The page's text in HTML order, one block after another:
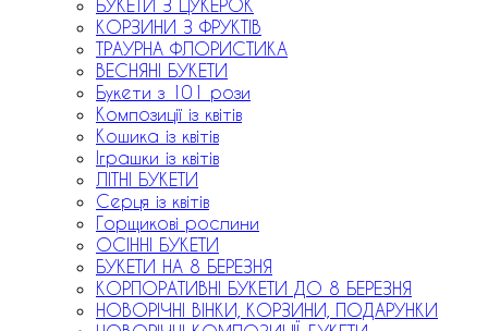
БУКЕТИ З ЦУКЕРОК
КОРЗИНИ З ФРУКТІВ
ТРАУРНА ФЛОРИСТИКА
ВЕСНЯНІ БУКЕТИ
Букети з 101 рози
Композиції із квітів
Кошика із квітів
Іграшки із квітів
ЛІТНІ БУКЕТИ
Серця із квітів
Горщикові рослини
ОСІННІ БУКЕТИ
БУКЕТИ НА 8 БЕРЕЗНЯ
КОРПОРАТИВНІ БУКЕТИ ДО 8 БЕРЕЗНЯ
НОВОРІЧНІ ВІНКИ, КОРЗИНИ, ПОДАРУНКИ